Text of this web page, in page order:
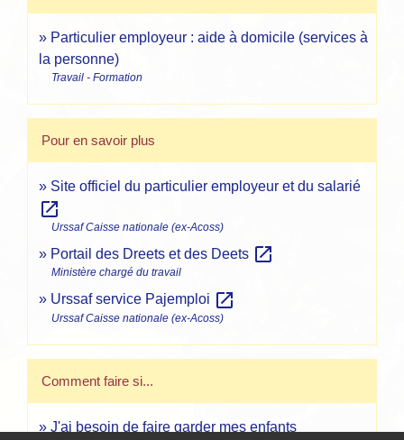
Particulier employeur : aide à domicile (services à
la personne)
Travail - Formation
Pour en savoir plus
Site officiel du particulier employeur et du salarié
open_in_new
Urssaf Caisse nationale (ex-Acoss)
Portail des Dreets et des Deets open_in_new
Ministère chargé du travail
Urssaf service Pajemploi open_in_new
Urssaf Caisse nationale (ex-Acoss)
Comment faire si...
J'ai besoin de faire garder mes enfants